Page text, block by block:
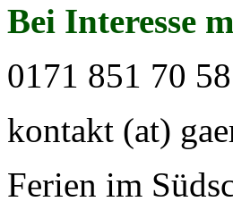
Bei Interesse
0171 851 70
kontakt (at)
Ferien im